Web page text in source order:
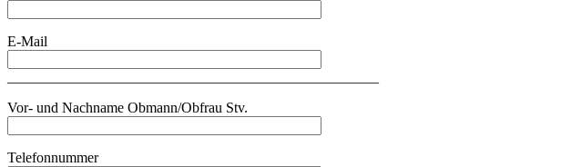
E-Mail
Vor- und Nachname Obmann/Obfrau Stv.
Telefonnummer